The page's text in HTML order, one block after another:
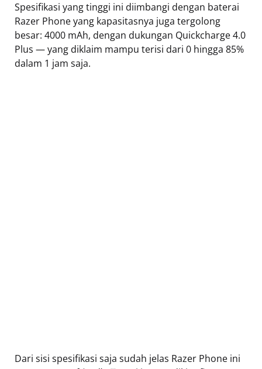
Spesifikasi yang tinggi ini diimbangi dengan baterai
Razer Phone yang kapasitasnya juga tergolong
besar: 4000 mAh, dengan dukungan Quickcharge 4.0
Plus — yang diklaim mampu terisi dari 0 hingga 85%
dalam 1 jam saja.
Dari sisi spesifikasi saja sudah jelas Razer Phone ini